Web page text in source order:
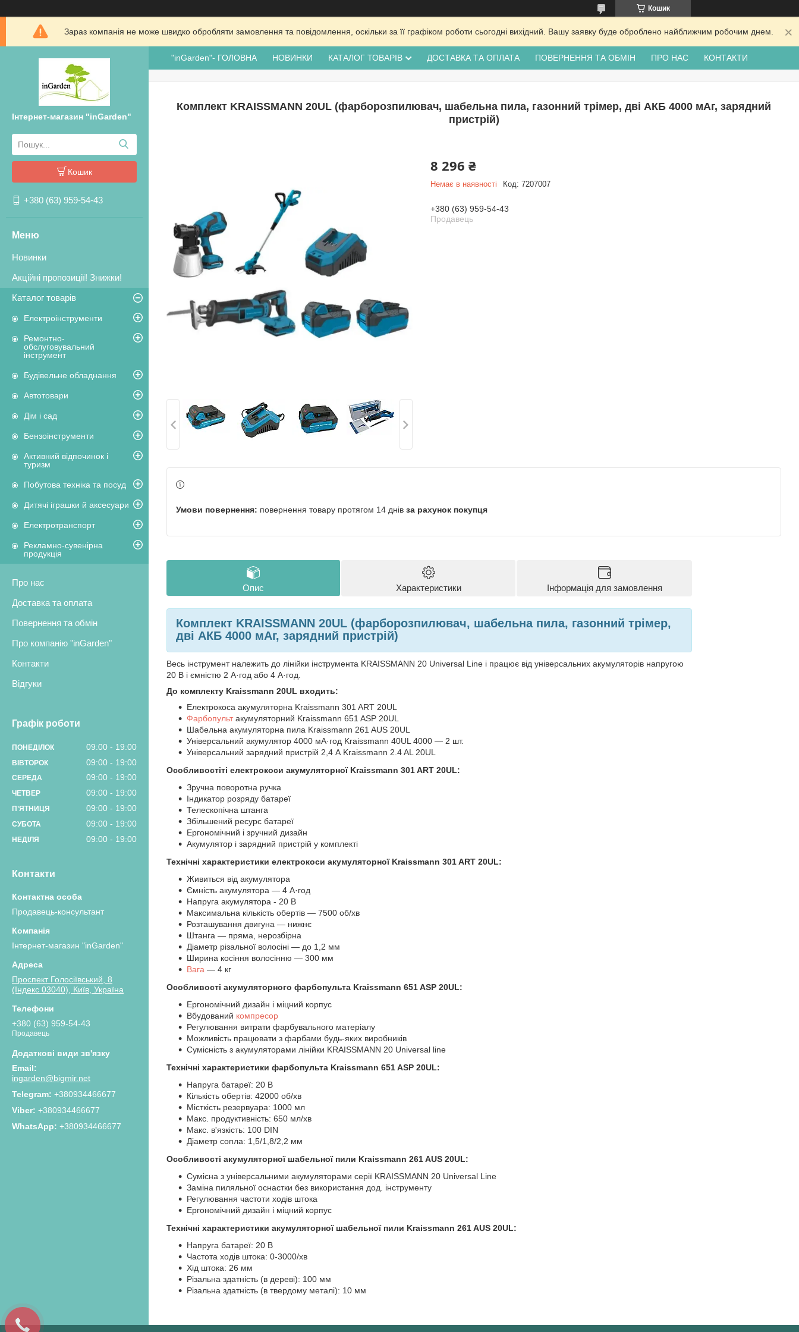
Кошик
Зараз компанія не може швидко обробляти замовлення та повідомлення, оскільки за її графіком роботи сьогодні вихідний. Вашу заявку буде оброблено найближчим робочим днем.
Інтернет-магазин "inGarden"
Кошик
+380 (63) 959-54-43
Новинки
Акційні пропозиції! Знижки!
Каталог товарів
Електроінструменти
Ремонтно-
обслуговувальний
інструмент
Будівельне обладнання
Автотовари
Дім і сад
Бензоінструменти
Активний відпочинок і
туризм
Побутова техніка та посуд
Дитячі іграшки й аксесуари
Електротранспорт
Рекламно-сувенірна
продукція
Про нас
Доставка та оплата
Повернення та обмін
Про компанію "inGarden"
Контакти
Відгуки
Графік роботи
ПОНЕДІЛОК 09:00 19:00
ВІВТОРОК 09:00 19:00
СЕРЕДА 09:00 19:00
ЧЕТВЕР 09:00 19:00
ПʼЯТНИЦЯ 09:00 19:00
СУБОТА 09:00 19:00
НЕДІЛЯ 09:00 19:00
Контакти
Продавець-консультант
Інтернет-магазин "inGarden"
Проспект Голосіївський, 8
(Індекс 03040), Київ, Україна
+380 (63) 959-54-43
Продавець
ingarden@bigmir.net
+380934466677
+380934466677
+380934466677
"inGarden"- ГОЛОВНА НОВИНКИ КАТАЛОГ ТОВАРІВ ДОСТАВКА ТА ОПЛАТА ПОВЕРНЕННЯ ТА ОБМІН ПРО НАС КОНТАКТИ
Комплект KRAISSMANN 20UL (фарборозпилювач, шабельна пила, газонний трімер, дві АКБ 4000 мАг, зарядний
пристрій)
8 296 ₴
Немає в наявності Код: 7207007
+380 (63) 959-54-43
Продавець
повернення товару протягом 14 днів за рахунок покупця
Опис Характеристики Інформація для замовлення
Комплект KRAISSMANN 20UL (фарборозпилювач, шабельна пила, газонний трімер,
дві АКБ 4000 мАг, зарядний пристрій)
Весь інструмент належить до лінійки інструмента KRAISSMANN 20 Universal Line і працює від універсальних акумуляторів напругою
20 В і ємністю 2 А·год або 4 А·год.
До комплекту Kraissmann 20UL входить:
Електрокоса акумуляторна Kraissmann 301 ART 20UL
Фарбопультакумуляторний Kraissmann 651 ASP 20UL
Шабельна акумуляторна пила Kraissmann 261 AUS 20UL
Універсальний акумулятор 4000 мА·год Kraissmann 40UL 4000 — 2 шт.
Універсальний зарядний пристрій 2,4 А Kraissmann 2.4 AL 20UL
Особливостіті електрокоси акумуляторної Kraissmann 301 ART 20UL:
Зручна поворотна ручка
Індикатор розряду батареї
Телескопічна штанга
Збільшений ресурс батареї
Ергономічний і зручний дизайн
Акумулятор і зарядний пристрій у комплекті
Технічні характеристики електрокоси акумуляторної Kraissmann 301 ART 20UL:
Живиться від акумулятора
Ємність акумулятора — 4 А·год
Напруга акумулятора - 20 В
Максимальна кількість обертів — 7500 об/хв
Розташування двигуна — нижнє
Штанга — пряма, нерозбірна
Діаметр різальної волосіні — до 1,2 мм
Ширина косіння волосінню — 300 мм
Вага — 4 кг
Особливості акумуляторного фарбопульта Kraissmann 651 ASP 20UL:
Ергономічний дизайн і міцний корпус
Вбудований компресор
Регулювання витрати фарбувального матеріалу
Можливість працювати з фарбами будь-яких виробників
Сумісність з акумуляторами лінійки KRAISSMANN 20 Universal line
Технічні характеристики фарбопульта Kraissmann 651 ASP 20UL:
Напруга батареї: 20 В
Кількість обертів: 42000 об/хв
Місткість резервуара: 1000 мл
Макс. продуктивність: 650 мл/хв
Макс. в'язкість: 100 DIN
Діаметр сопла: 1,5/1,8/2,2 мм
Особливості акумуляторної шабельної пили Kraissmann 261 AUS 20UL:
Сумісна з універсальними акумуляторами серії KRAISSMANN 20 Universal Line
Заміна пиляльної оснастки без використання дод. інструменту
Регулювання частоти ходів штока
Ергономічний дизайн і міцний корпус
Технічні характеристики акумуляторної шабельної пили Kraissmann 261 AUS 20UL:
Напруга батареї: 20 В
Частота ходів штока: 0-3000/хв
Хід штока: 26 мм
Різальна здатність (в дереві): 100 мм
Різальна здатність (в твердому металі): 10 мм